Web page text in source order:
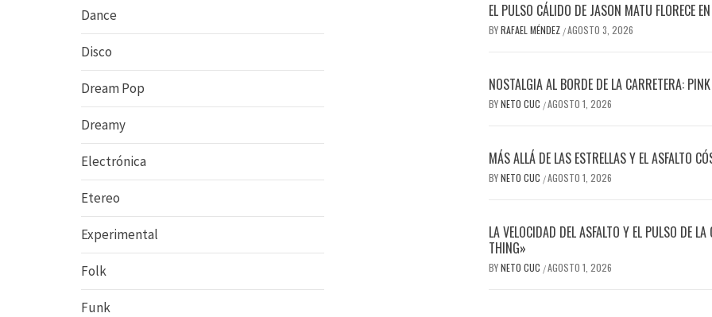
EL PULSO CÁLIDO DE JASON MATU FLORECE
BYRAFAEL MÉNDEZ /AGOSTO 3, 2026
NOSTALGIA AL BORDE DE LA CARRETERA:
BYNETO CUC /AGOSTO 1, 2026
MÁS ALLÁ DE LAS ESTRELLAS Y EL ASFALTO
BYNETO CUC /AGOSTO 1, 2026
LA VELOCIDAD DEL ASFALTO Y EL PULSO DE
THING»
BYNETO CUC /AGOSTO 1, 2026
Dance
Disco
Dream Pop
Dreamy
Electrónica
Etereo
Experimental
Folk
Funk